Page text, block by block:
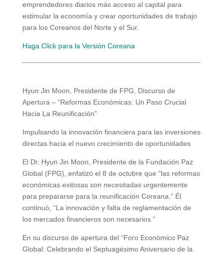
emprendedores diarios más acceso al capital para
estimular la economía y crear oportunidades de trabajo
para los Coreanos del Norte y el Sur.
Haga Click para la Versión Coreana
Hyun Jin Moon, Presidente de FPG, Discurso de
Apertura – “Reformas Económicas: Un Paso Crucial
Hacia La Reunificación”
Impulsando la innovación financiera para las inversiones
directas hacia el nuevo crecimiento de oportunidades
El Dr. Hyun Jin Moon, Presidente de la Fundación Paz
Global (FPG), enfatizó el 8 de octubre que “las reformas
económicas exitosas son necesitadas urgentemente
para prepararse para la reunificación Coreana.” Él
continuó, “La innovación y falta de reglamentación de
los mercados financieros son necesarios.”
En su discurso de apertura del “Foro Económico Paz
Global: Celebrando el Septuagésimo Aniversario de la